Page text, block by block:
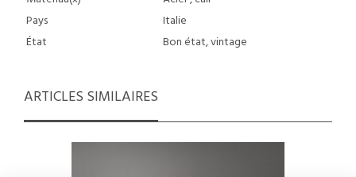
Pays
Italie
État
Bon état, vintage
ARTICLES SIMILAIRES